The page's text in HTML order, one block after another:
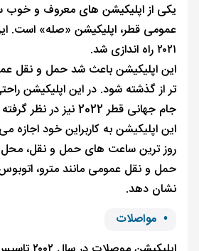
یکی از اپلیکیشن های معروف و
عمومی قطر، اپلیکیشن «صله» است.
۲۰۲۱ راه اندازی شد.
این اپلیکیشن باعث شد حمل و نقل
‌تر از گذشته شود. در این اپلیکیشن
جام جهانی قطر 2022 نیز در نظر گرفته شده است.
این اپلیکیشن به کاربراین خود اجازه
روز ترین ساعت های حمل و نقل،
حمل و نقل عمومی مانند مترو،
نشان دهد.
• مواصلات